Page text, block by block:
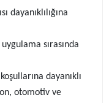
dayanıklılığına
sırasında
dayanıklı
otomotiv ve